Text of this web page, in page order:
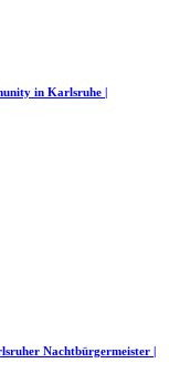
in Karlsruhe |
Nachtbürgermeister |